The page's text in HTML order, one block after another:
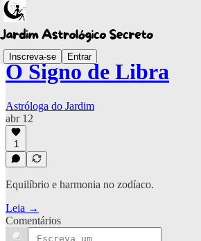
Inscreva-se Entrar
O Signo de Libra
Astróloga do Jardim
abr 12
1
Equilíbrio e harmonia no zodíaco.
Leia →
Comentários